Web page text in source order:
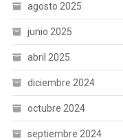
agosto 2025
junio 2025
abril 2025
diciembre 2024
octubre 2024
septiembre 2024